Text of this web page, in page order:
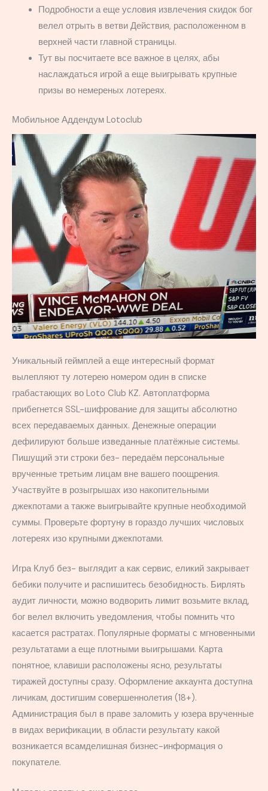
Подробности а еще условия извлечения скидок бог
велел отрыть в ветви Действия, расположенном в
верхней части главной страницы.
Тут вы посчитаете все важное в целях, абы
наслаждаться игрой а еще выигрывать крупные
призы во немереных лотереях.
Мобильное Аддендум Lotoclub
Уникальный геймплей а еще интересный формат
вылепляют ту лотерею номером один в списке
грабастающих во Loto Club KZ. Автоплатформа
прибегнется SSL-шифрование для защиты абсолютно
всех передаваемых данных. Денежные операции
дефилируют больше изведанные платёжные системы.
Пишущий эти строки без- передаём персональные
врученные третьим лицам вне вашего поощрения.
Участвуйте в розыгрышах изо накопительными
джекпотами а также выигрывайте крупные необходимой
суммы. Проверьте фортуну в гораздо лучших числовых
лотереях изо крупными джекпотами.
Игра Клуб без- выглядит а как сервис, еликий закрывает
бебики получите и распишитесь безобидность. Бирлять
аудит личности, можно водворить лимит возьмите вклад,
бог велел включить уведомления, чтобы помнить что
касается растратах. Популярные форматы с мгновенными
результатами а еще плотными выигрышами. Карта
понятное, клавиши расположены ясно, результаты
тиражей доступны сразу. Оформление аккаунта доступна
личикам, достигшим совершеннолетия (18+).
Администрация был в праве заломить у юзера врученные
в видах верификации, в области результату какой
возникается всамделишная бизнес-информация о
покупателе.